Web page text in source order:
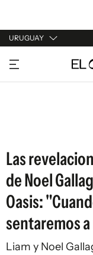
URUGUAY
URUGUAY
ARGENTINA
Las
de Noel
Oasis:
sentaremos
Liam y Noel